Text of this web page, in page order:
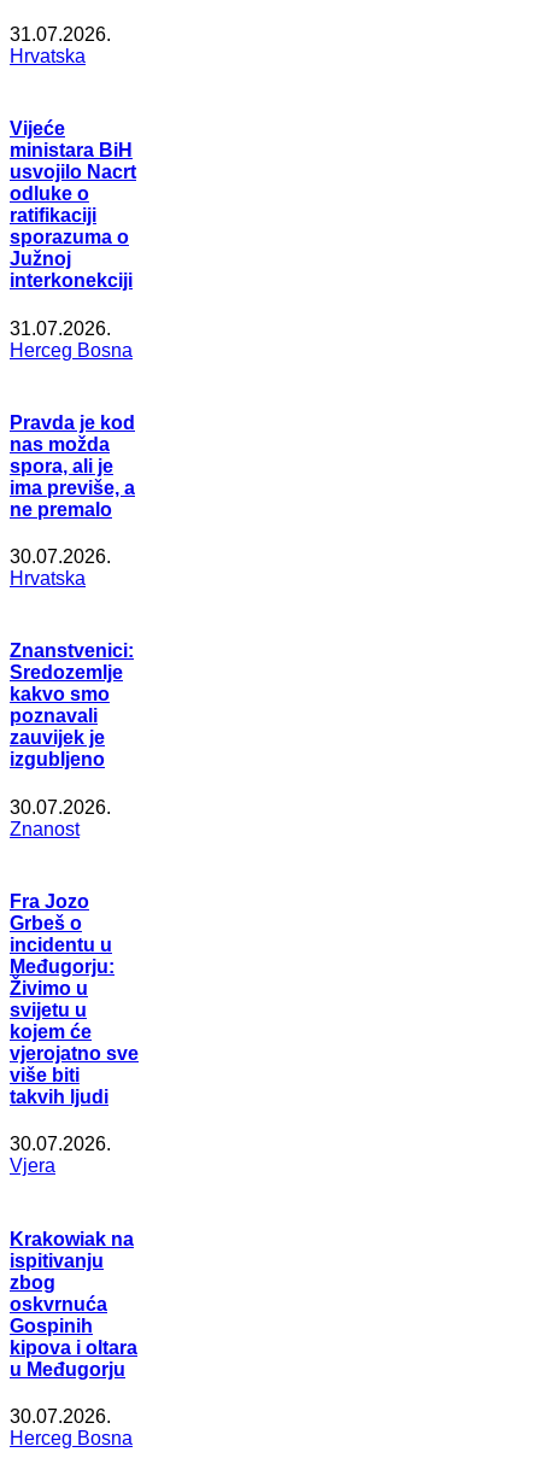
31.07.2026.
Hrvatska
Vijeće
ministara BiH
usvojilo Nacrt
odluke o
ratifikaciji
sporazuma o
Južnoj
interkonekciji
31.07.2026.
Herceg Bosna
Pravda je kod
nas možda
spora, ali je
ima previše, a
ne premalo
30.07.2026.
Hrvatska
Znanstvenici:
Sredozemlje
kakvo smo
poznavali
zauvijek je
izgubljeno
30.07.2026.
Znanost
Fra Jozo
Grbeš o
incidentu u
Međugorju:
Živimo u
svijetu u
kojem će
vjerojatno sve
više biti
takvih ljudi
30.07.2026.
Vjera
Krakowiak na
ispitivanju
zbog
oskvrnuća
Gospinih
kipova i oltara
u Međugorju
30.07.2026.
Herceg Bosna